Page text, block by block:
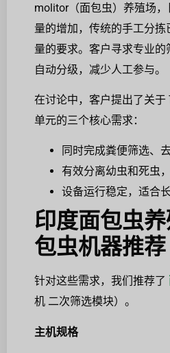
molitor（面包虫）养殖场
量的增加，传统的手工分
量的要求。客户寻求专业
自动分级，减少人工参与。
在讨论中，客户提出了关于
单元的三个核心需求：
同时完成粪便筛选、
有效分离幼虫和死虫
设备运行稳定，适合
印度面包虫
包虫机器推荐
针对这些需求，我们推荐了
机 二次筛选模块）。
主机规格